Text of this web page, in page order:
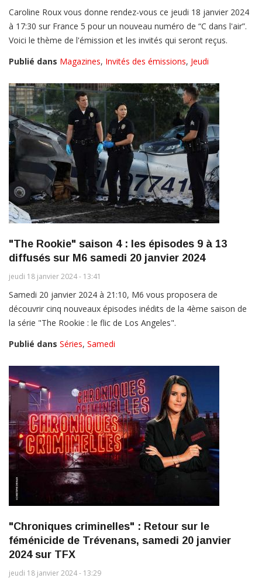
Caroline Roux vous donne rendez-vous ce jeudi 18 janvier 2024
à 17:30 sur France 5 pour un nouveau numéro de “C dans l'air”.
Voici le thème de l'émission et les invités qui seront reçus.
Publié dans Magazines, Invités des émissions, Jeudi
"The Rookie" saison 4 : les épisodes 9 à 13
diffusés sur M6 samedi 20 janvier 2024
jeudi 18 janvier 2024 - 13:41
Samedi 20 janvier 2024 à 21:10, M6 vous proposera de
découvrir cinq nouveaux épisodes inédits de la 4ème saison de
la série "The Rookie : le flic de Los Angeles".
Publié dans Séries, Samedi
"Chroniques criminelles" : Retour sur le
féménicide de Trévenans, samedi 20 janvier
2024 sur TFX
jeudi 18 janvier 2024 - 13:29